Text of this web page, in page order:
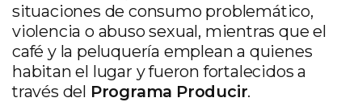
situaciones de consumo problemático,
violencia o abuso sexual, mientras que el
café y la peluquería emplean a quienes
habitan el lugar y fueron fortalecidos a
través del Programa Producir.